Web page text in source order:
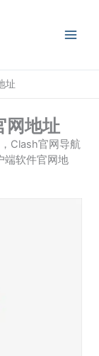
址
网地址
Clash官网导航
端软件官网地